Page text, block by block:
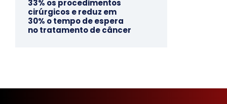
33% os procedimentos
cirúrgicos e reduz em
30% o tempo de espera
no tratamento de câncer